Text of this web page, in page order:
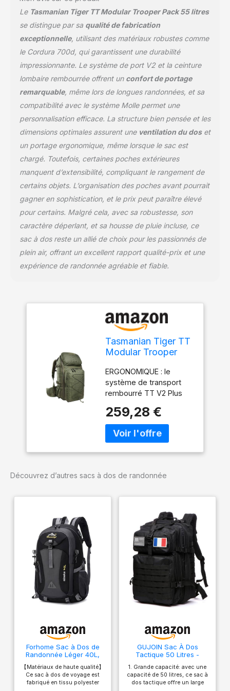
individualisation possible
avec des poches ou des
pochettes
SPÉCIFICATIONS :
Dimensions 62 x 34 x 19
cm / Volume 55 litres /
Poids : 2,65 kg / Matériau
: CORDURA 700 den
Le Tasmanian Tiger TT Modular Trooper Pack 55 litres
se distingue par sa qualité de fabrication
exceptionnelle, utilisant des matériaux robustes comme
le Cordura 700d, qui garantissent une durabilité
impressionnante. Le système de port V2 et la ceinture
lombaire rembourrée offrent un confort de portage
remarquable, même lors de longues randonnées, et sa
compatibilité avec le système Molle permet une
personnalisation efficace. La structure bien pensée et les
dimensions optimales assurent une ventilation du doset
un portage ergonomique, même lorsque le sac est
chargé. Toutefois, certaines poches extérieures
manquent d’extensibilité, compliquant le rangement de
certains objets. L’organisation des poches avant pourrait
gagner en sophistication, et le prix peut paraître élevé
pour certains. Malgré cela, avec sa robustesse, son
caractère déperlant, et sa housse de pluie incluse, ce
sac à dos reste un allié de choix pour les passionnés de
plein air, offrant un excellent rapport qualité-prix et une
expérience de randonnée agréable et fiable.
Tasmanian Tiger TT
Modular Trooper
dos de randonnée
militaire compatible
Molle pour homme
pour l'extérieur,
Bushcraft, trekking
(Olive)
ERGONOMIQUE : le
système de transport
rembourré TT V2 Plus
respirant et peut être
adapté individuellement
à l'utilisateur
encore plus sûr, car le
compartiment inférieur
FLEXIBLE : La ceinture
avec la MOLLE lasercut
peut être enlevée et
utilisée séparément
comme warrior belt
MODULAIRE : Le Molle
hook-and-loop à
l'intérieur et le Molle
les côtés permettent la
individualisation possible
avec des poches ou des
pochettes
supplémentaires
259,28 €
Découvrez d’autres sacs à dos de randonnée
Forhome Sac à Dos de
Randonnée Léger 40L,
Trekking en Polyester
pour Femmes Hommes,
pour Sport en Extérieur,
【Matériaux de haute qualité】
Ce sac à dos de voyage est
fabriqué en tissu polyester
GUJOIN Sac À Dos
Tactique 50 Litres -
Système MOLLE Militaire
Imperméable Idéal Pour
Urgences De 3 Jours
1. Grande capacité: avec une
capacité de 50 litres, ce sac à
dos tactique offre un large